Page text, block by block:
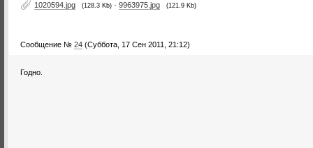
1020594.jpg (128.3 Kb) · 9963975.jpg (121.9 Kb)
Сообщение № 24 (Суббота, 17 Сен 2011, 21:12)
Годно.